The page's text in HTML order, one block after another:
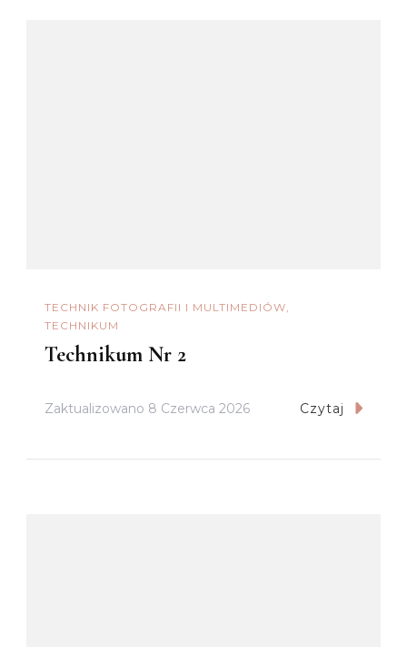
TECHNIK FOTOGRAFII I MULTIMEDIÓW
TECHNIKUM
Technikum Nr 2
Zaktualizowano 8 Czerwca 2026 Czytaj